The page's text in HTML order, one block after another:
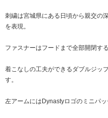
刺繍は宮城県にある日頃から親交の
を表現。
ファスナーはフードまで全部開閉す
着こなしの工夫ができるダブルジッ
す。
左アームにはDynastyロゴのミニパッ